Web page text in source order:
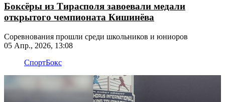
Боксёры из Тирасполя завоевали медали
открытого чемпионата Кишинёва
Соревнования прошли среди школьников и юниоров
05 Апр., 2026, 13:08
СпортБокс